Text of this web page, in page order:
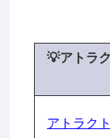
💡アトラ
アトラク